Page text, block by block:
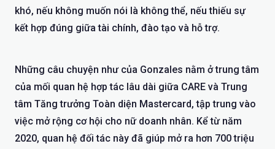
khó, nếu không muốn nói là không thể, nếu thiếu sự
kết hợp đúng giữa tài chính, đào tạo và hỗ trợ.
Những câu chuyện như của Gonzales nằm ở trung tâm
của mối quan hệ hợp tác lâu dài giữa CARE và Trung
tâm Tăng trưởng Toàn diện Mastercard, tập trung vào
việc mở rộng cơ hội cho nữ doanh nhân. Kể từ năm
2020, quan hệ đối tác này đã giúp mở ra hơn 700 triệu